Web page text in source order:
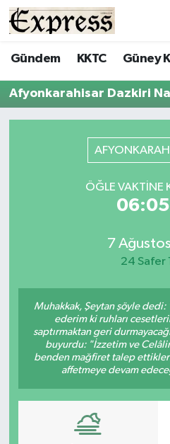
Gündem KKTC Güney
Afyonkarahisar Dazkiri
ÖĞLE VAKTINE
7
24 Safer
Muhakkak, Şeytan şöyle
ederim ki ruhları
saptırmaktan geri
buyurdu: "İzzetim ve
benden mağfiret talep
affetmeye devam
ALAYKÖY
ALSANCAK
ÇATALKÖY
ENGLISH
ESENTEPE
GAZİMAĞUSA
Hava Durumu
Trafik Durumu
Tüm Manşetler
Son Dakika Haberleri